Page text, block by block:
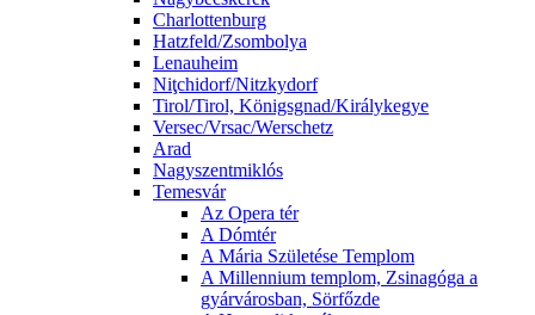
Charlottenburg
Hatzfeld/Zsombolya
Lenauheim
Niţchidorf/Nitzkydorf
Tirol/Tirol, Königsgnad/Királykegye
Versec/Vrsac/Werschetz
Arad
Nagyszentmiklós
Temesvár
Az Opera tér
A Dómtér
A Mária Születése Templom
A Millennium templom, Zsinagóga a
gyárvárosban, Sörfőzde